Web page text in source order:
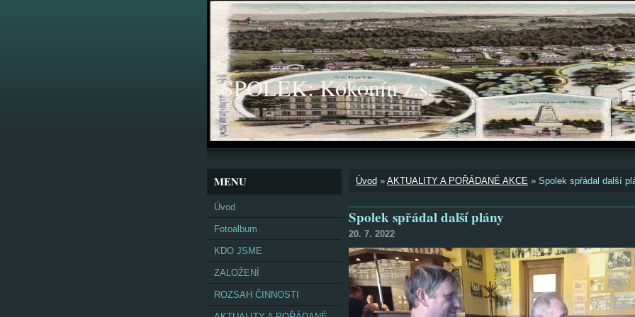
SPOLEK: Kokonín z.s.
Úvod » AKTUALITY A POŘÁDANÉ AKCE » Spolek spřádal další
Spolek spřádal další plány
20. 7. 2022
MENU
Úvod
Fotoalbum
KDO JSME
ZALOŽENÍ
ROZSAH ČINNOSTI